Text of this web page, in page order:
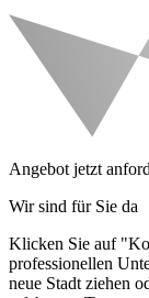
Angebot jetzt
Wir sind für Sie da
Klicken Sie auf
professionellen
neue Stadt ziehen